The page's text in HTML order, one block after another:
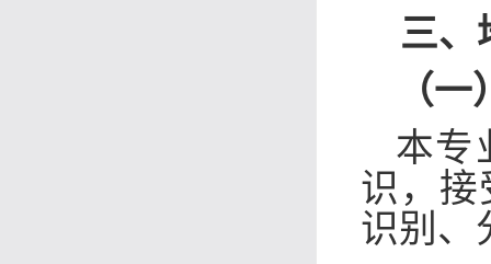
三、
（一
本专
识，接
识别、